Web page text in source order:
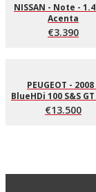
NISSAN - Note -
Acenta
€3.390
PEUGEOT - 2008
BlueHDi 100 S&S
€13.500